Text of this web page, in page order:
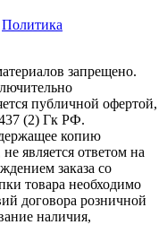
Политика
запрещено.
публичной офертой,
(2) Гк РФ.
копию
является ответом на
заказа со
товара необходимо
договора розничной
наличия,